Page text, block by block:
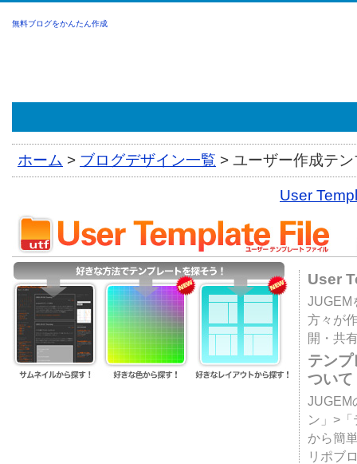
無料ブログをかんたん作成
ホーム > ブログデザイン一覧 > ユーザー作成テ
User
User
JUGEM
方々が
開・共
テン
ついて
JUGEM
ン」>
から簡
リポブ